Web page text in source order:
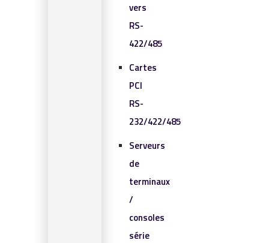
vers
RS-
422/485
Cartes
PCI
RS-
232/422/485
Serveurs
de
terminaux
/
consoles
série